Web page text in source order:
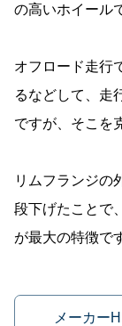
の高いホイール
オフロード走行
るなどして、走
ですが、そこを
リムフランジの
段下げたことで
が最大の特徴で
メーカー